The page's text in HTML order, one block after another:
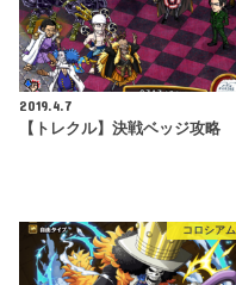
2019.4.7
【トレクル】決戦ベッジ攻略
コロシアム